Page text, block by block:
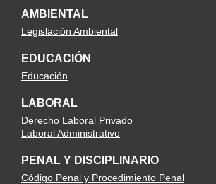
AMBIENTAL
Legislación Ambiental
EDUCACIÓN
Educación
LABORAL
Derecho Laboral Privado
Laboral Administrativo
PENAL Y DISCIPLINARIO
Código Penal y Procedimiento Penal